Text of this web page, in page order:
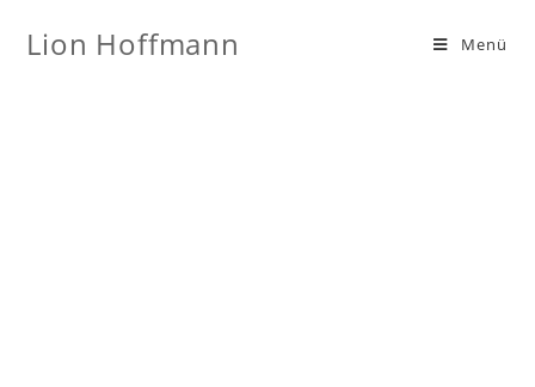
Lion Hoffmann Menü